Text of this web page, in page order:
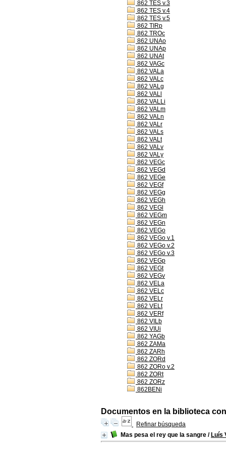
862 TES v.3
862 TES v.4
862 TES v.5
862 TIRp
862 TROc
862 UNAo
862 UNAp
862 UNAt
862 VAGc
862 VALa
862 VALc
862 VALg
862 VALl
862 VALLi
862 VALm
862 VALn
862 VALr
862 VALs
862 VALt
862 VALv
862 VALy
862 VEGc
862 VEGd
862 VEGe
862 VEGf
862 VEGg
862 VEGh
862 VEGl
862 VEGm
862 VEGn
862 VEGo
862 VEGo v.1
862 VEGo v.2
862 VEGo v.3
862 VEGp
862 VEGt
862 VEGv
862 VELa
862 VELc
862 VELr
862 VELt
862 VERf
862 VILb
862 VIUi
862 YAGb
862 ZAMa
862 ZARh
862 ZORd
862 ZORo v.2
862 ZORt
862 ZORz
862BENi
Documentos en la biblioteca
Refinar búsqueda
Mas pesa el rey que la sangre / Luís